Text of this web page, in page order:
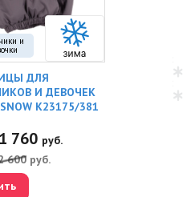
и
ДЛЯ
И ДЕВОЧЕК
SNOW K23175/381
1 760 руб.
600 руб.
САПОГИ